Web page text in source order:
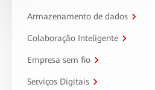
Armazenamento de dados
Colaboração Inteligente
Empresa sem fio
Serviços Digitais